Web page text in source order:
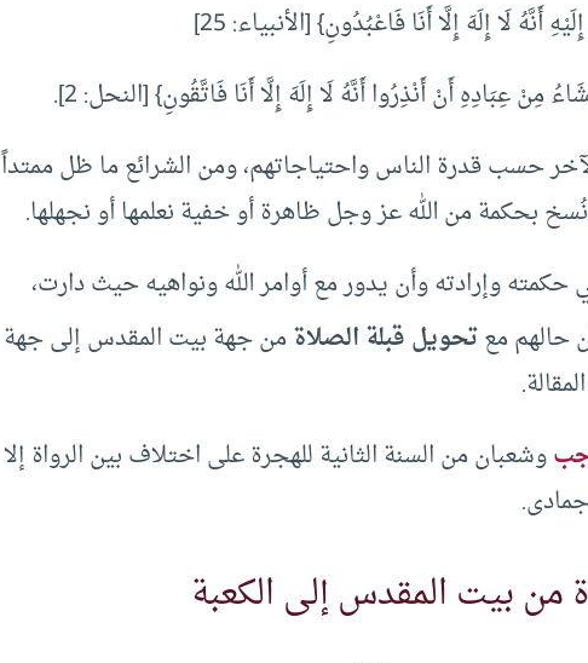
لَا إِلَهَ إِلَّا أَنَا فَاعْبُدُونِ} [الأنبياء: 25]
عِبَادِهِ أَنْ أَنْذِرُوا أَنَّهُ لَا إِلَهَ إِلَّا أَنَا فَاتَّقُونِ} [النحل: 2].
حسب قدرة الناس واحتياجاتهم، ومن الشرائع ما ظل ممتداً
بحكمة من الله عز وجل ظاهرة أو خفية نعلمها أو نجهلها.
حكمته وإرادته وأن يدور مع أوامر الله ونواهيه حيث دارت،
حالهم معتحويل قبلة الصلاةمن جهة بيت المقدس إلى جهة
وشعبان من السنة الثانية للهجرة على اختلاف بين الرواة إلا
من بيت المقدس إلى الكعبة